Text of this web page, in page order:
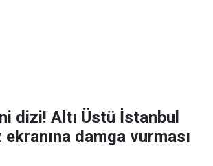
dizi! Altı Üstü İstanbul
damga vurması